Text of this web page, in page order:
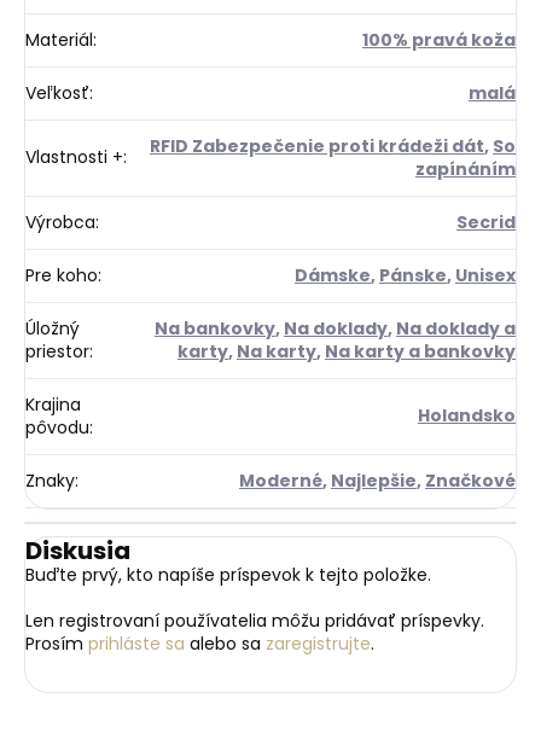
Materiál: 100% pravá koža
Veľkosť: malá
Vlastnosti +: RFID Zabezpečenie proti krádeži dát, So
zapínáním
Výrobca: Secrid
Pre koho: Dámske, Pánske, Unisex
Úložný
priestor:
Na bankovky, Na doklady, Na doklady a
karty, Na karty, Na karty a bankovky
Krajina
pôvodu: Holandsko
Znaky: Moderné, Najlepšie, Značkové
Diskusia
Buďte prvý, kto napíše príspevok k tejto položke.
Len registrovaní používatelia môžu pridávať príspevky.
Prosím prihláste sa alebo sa zaregistrujte.